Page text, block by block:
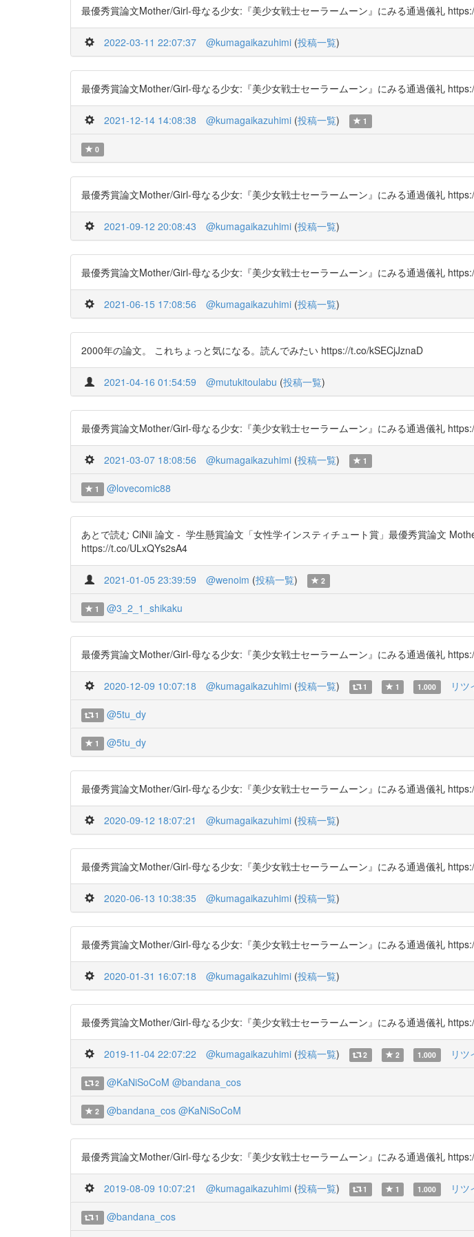
最優秀賞論文Mother/Girl-母なる少女:『美少女戦士セーラームーン』にみる通過儀礼
2022-03-11 22:07:37 @kumagaikazuhimi (投稿一覧)
最優秀賞論文Mother/Girl-母なる少女:『美少女戦士セーラームーン』にみる通過儀礼
2021-12-14 14:08:38 @kumagaikazuhimi (投稿一覧) 1
0
最優秀賞論文Mother/Girl-母なる少女:『美少女戦士セーラームーン』にみる通過儀礼
2021-09-12 20:08:43 @kumagaikazuhimi (投稿一覧)
最優秀賞論文Mother/Girl-母なる少女:『美少女戦士セーラームーン』にみる通過儀礼
2021-06-15 17:08:56 @kumagaikazuhimi (投稿一覧)
2000年の論文。 これちょっと気になる。読んでみたい https://t.co/kSECjJznaD
2021-04-16 01:54:59 @mutukitoulabu (投稿一覧)
最優秀賞論文Mother/Girl-母なる少女:『美少女戦士セーラームーン』にみる通過儀礼
2021-03-07 18:08:56 @kumagaikazuhimi (投稿一覧) 1
1 @lovecomic88
あとで読む CiNii 論文 - 学生懸賞論文「女性学インスティチュート賞」最優秀賞論文
https://t.co/ULxQYs2sA4
2021-01-05 23:39:59 @wenoim (投稿一覧) 2
1 @3_2_1_shikaku
最優秀賞論文Mother/Girl-母なる少女:『美少女戦士セーラームーン』にみる通過儀礼
2020-12-09 10:07:18 @kumagaikazuhimi (投稿一覧) 1 1 1.000 リ
1 @5tu_dy
1 @5tu_dy
最優秀賞論文Mother/Girl-母なる少女:『美少女戦士セーラームーン』にみる通過儀礼
2020-09-12 18:07:21 @kumagaikazuhimi (投稿一覧)
最優秀賞論文Mother/Girl-母なる少女:『美少女戦士セーラームーン』にみる通過儀礼
2020-06-13 10:38:35 @kumagaikazuhimi (投稿一覧)
最優秀賞論文Mother/Girl-母なる少女:『美少女戦士セーラームーン』にみる通過儀礼
2020-01-31 16:07:18 @kumagaikazuhimi (投稿一覧)
最優秀賞論文Mother/Girl-母なる少女:『美少女戦士セーラームーン』にみる通過儀礼
2019-11-04 22:07:22 @kumagaikazuhimi (投稿一覧) 2 2 1.000 リ
2 @KaNiSoCoM @bandana_cos
2 @bandana_cos @KaNiSoCoM
最優秀賞論文Mother/Girl-母なる少女:『美少女戦士セーラームーン』にみる通過儀礼
2019-08-09 10:07:21 @kumagaikazuhimi (投稿一覧) 1 1 1.000 リ
1 @bandana_cos